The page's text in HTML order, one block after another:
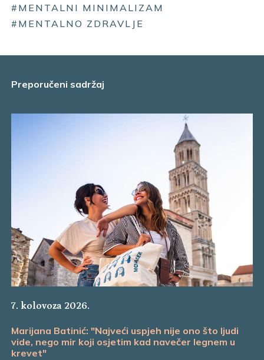
#MENTALNI MINIMALIZAM
#MENTALNO ZDRAVLJE
Preporučeni sadržaj
7. kolovoza 2026.
Marijana Batinić: "Najveći uspjeh nije ono što ljudi
vide, nego mir koji osjetim kad navečer legnem u
krevet"